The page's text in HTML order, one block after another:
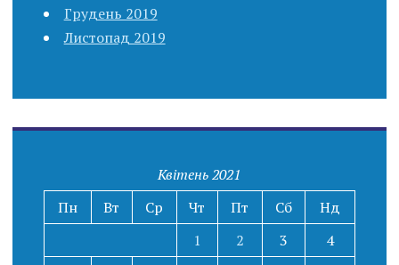
Грудень 2019
Листопад 2019
Квітень 2021
Пн
Вт Ср Чт Пт Сб
Нд
1
2 3
4